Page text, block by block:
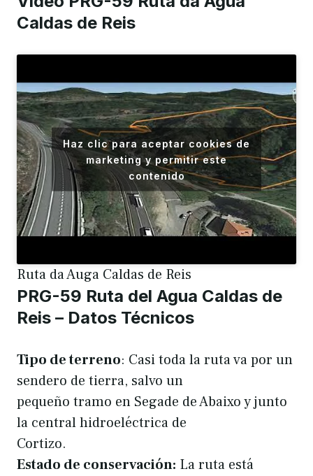
Caldas de Reis
Haz clic para aceptar cookies de
marketing y permitir este
contenido
Ruta da Auga Caldas de Reis
PRG-59 Ruta del Agua Caldas de
Reis – Datos Técnicos
Tipo de terreno: Casi toda la ruta va por un
sendero de tierra, salvo un
pequeño tramo en Segade de Abaixo y junto
la central hidroeléctrica de
Cortizo.
Estado de conservación: La ruta está